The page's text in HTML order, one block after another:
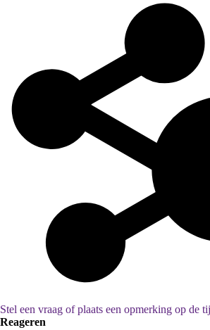
Gevonden resultaat (605)
Stel een vraag of plaats een opmerking op de
Reageren